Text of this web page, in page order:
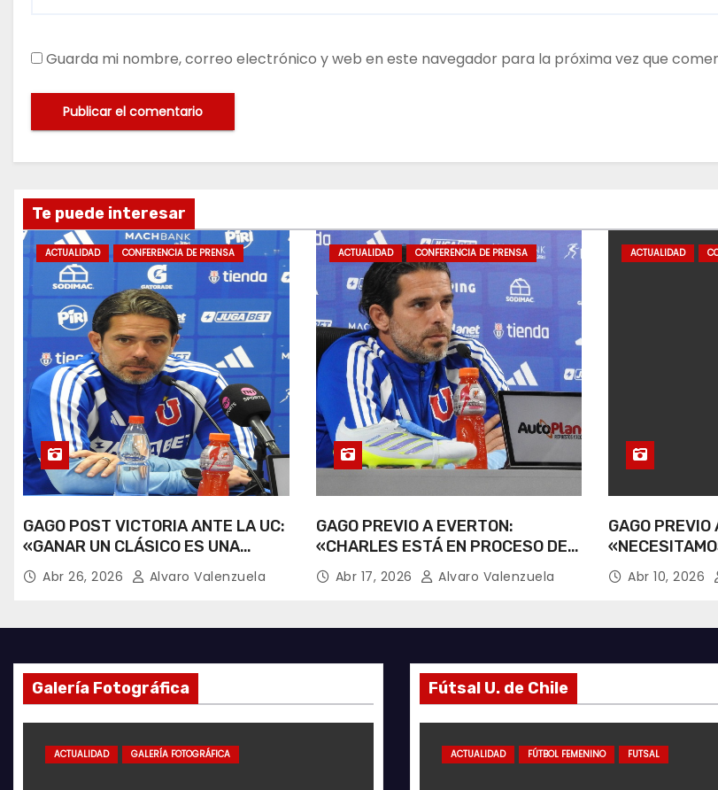
Guarda mi nombre, correo electrónico y web en este navegador para la próxima vez que
Te puede interesar
ACTUALIDAD CONFERENCIA DE PRENSA
GAGO POST VICTORIA ANTE LA UC:
«GANAR UN CLÁSICO ES UNA
ALEGRÍA».
Abr 26, 2026 Alvaro Valenzuela
ACTUALIDAD CONFERENCIA DE PRENSA
GAGO PREVIO A EVERTON:
«CHARLES ESTÁ EN PROCESO DE
RECUPERACIÓN».
Abr 17, 2026 Alvaro Valenzuela
ACTUALIDAD
GAGO
Abr 10, 2026
Galería Fotográfica
ACTUALIDAD GALERÍA FOTOGRÁFICA ACTUALIDAD GALERÍA FOTOGRÁFICA
Fútsal U. de Chile
ACTUALIDAD FUTSAL ACTUALIDAD FÚTBOL FEMENINO FUTSAL
ACTUALIDAD AZULES POR EL MUNDO ACTUALIDAD AZULES POR EL MUNDO